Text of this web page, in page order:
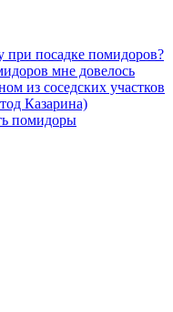
при посадке помидоров?
мне довелось
из соседских участков
Казарина)
помидоры